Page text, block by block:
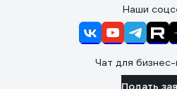
Наши
Чат для
Подать